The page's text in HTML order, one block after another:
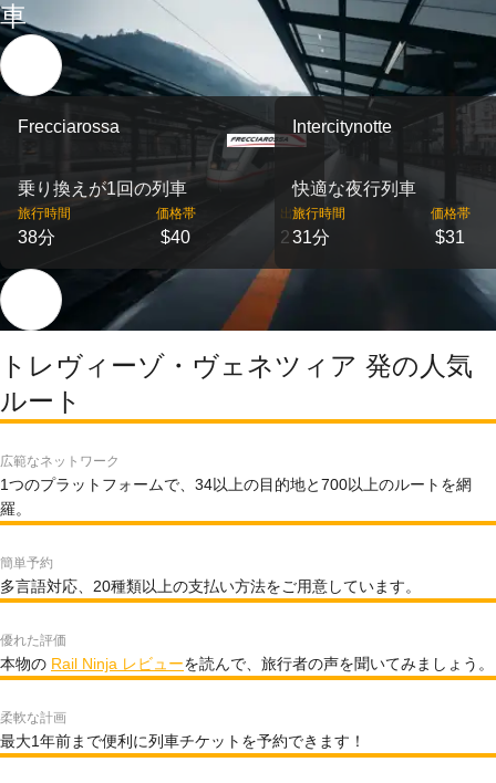
車
Frecciarossa
乗り換えが1回の列車
旅行時間
38分
価格帯
$40
出発
2
Intercitynotte
快適な夜行列車
旅行時間
31分
価格帯
$31
トレヴィーゾ・ヴェネツィア 発の人気
ルート
広範なネットワーク
1つのプラットフォームで、34以上の目的地と700以上のルートを網
羅。
簡単予約
多言語対応、20種類以上の支払い方法をご用意しています。
優れた評価
本物の Rail Ninja レビューを読んで、旅行者の声を聞いてみましょう。
柔軟な計画
最大1年前まで便利に列車チケットを予約できます！